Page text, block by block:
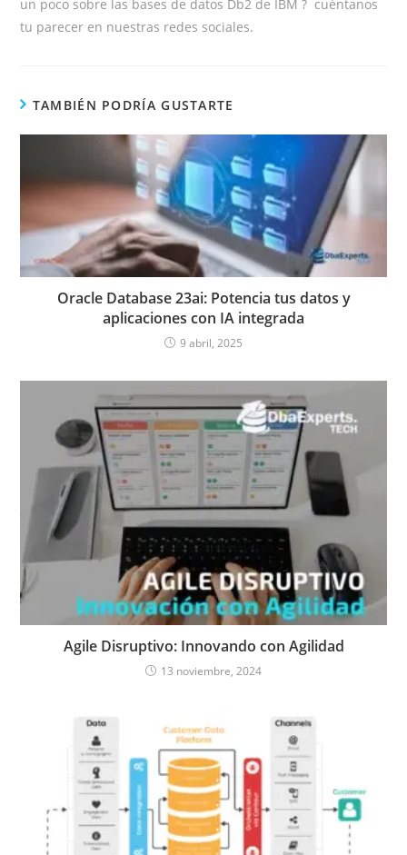
un poco sobre las bases de datos Db2 de IBM ? cuéntanos
tu parecer en nuestras redes sociales.
TAMBIÉN PODRÍA GUSTARTE
Oracle Database 23ai: Potencia tus datos y
aplicaciones con IA integrada
9 abril, 2025
Agile Disruptivo: Innovando con Agilidad
13 noviembre, 2024